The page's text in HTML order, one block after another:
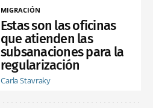
MIGRACIÓN
Estas son las oficinas
que atienden las
subsanaciones para la
regularización
Carla Stavraky